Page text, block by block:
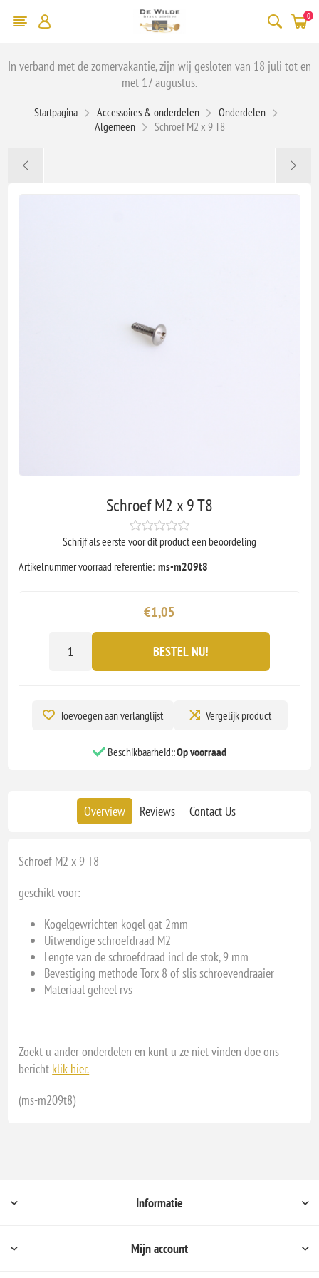
0
In verband met de zomervakantie, zijn wij gesloten van 18 juli tot en
met 17 augustus.
Startpagina Accessoires & onderdelen
Onderdelen
Algemeen
Schroef M2 x 9 T8
Schroef M2 x 9 T8
Schrijf als eerste voor dit product een beoordeling
Artikelnummer voorraad referentie: ms-m209t8
€1,05
BESTEL NU!
Toevoegen aan verlanglijst Vergelijk product
Beschikbaarheid::Op voorraad
Overview Reviews Contact Us
Schroef M2 x 9 T8
geschikt voor:
Kogelgewrichten kogel gat 2mm
Uitwendige schroefdraad M2
Lengte van de schroefdraad incl de stok, 9 mm
Bevestiging methode Torx 8 of slis schroevendraaier
Materiaal geheel rvs
Zoekt u ander onderdelen en kunt u ze niet vinden doe ons
bericht klik hier.
(ms-m209t8)
Informatie
Mijn account